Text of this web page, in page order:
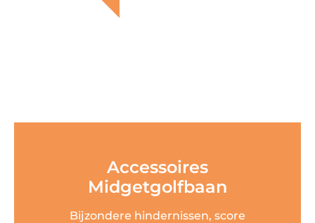
Accessoires
Midgetgolfbaan
Bijzondere hindernissen, score